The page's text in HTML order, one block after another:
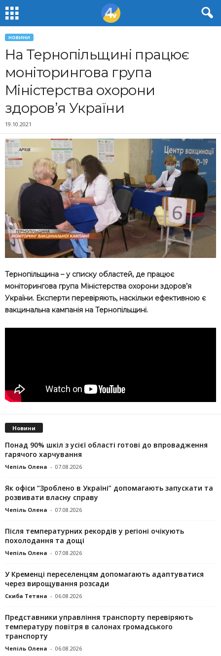
НОВИНИ
На Тернопільщині працює
моніторингова група
Міністерства охорони
здоров’я України
19.10.2021
Тернопільщина – у списку областей, де працює
моніторингова група Міністерства охорони здоров’я
України. Експерти перевіряють, наскільки ефективною є
вакцинальна кампанія на Тернопільщині.
Новини
Понад 90% шкіл з усієї області готові до впровадження
гарячого харчування
Чепіль Олена - 07.08.2026
Як офіси “Зроблено в Україні” допомагають запускaти та
розвивати власну справу
Чепіль Олена - 07.08.2026
Після температурних рекордів у регіоні очікують
похолодання та дощі
Чепіль Олена - 07.08.2026
У Кременці переселенцям допомагають адаптуватися
через вирощування розсади
Скиба Тетяна - 06.08.2026
Представники управління транспорту перевіряють
температуру повітря в салонах громадського
транспорту
Чепіль Олена - 06.08.2026